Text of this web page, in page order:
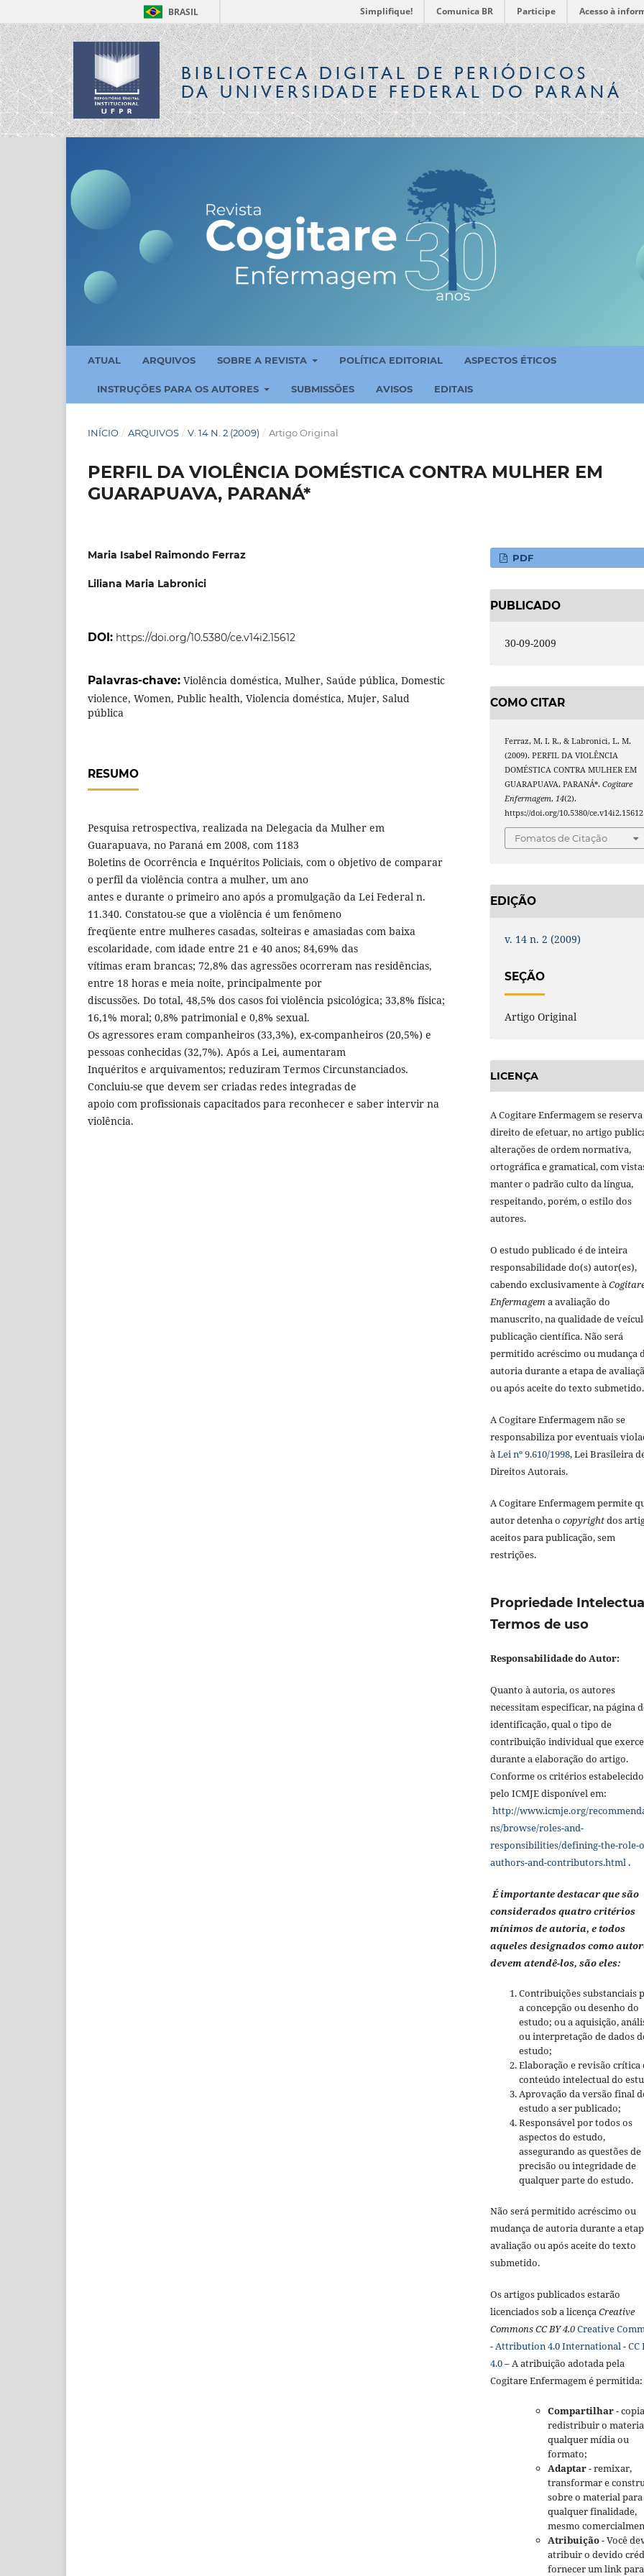
BRASIL Simplifique! Comunica BR Participe Acesso à
BIBLIOTECA DIGITALDE PERIÓDICOS
DA UNIVERSIDADE FEDERAL DO PARANÁ
ATUAL ARQUIVOS SOBRE A REVISTA POLÍTICA EDITORIAL ASPECTOS ÉTICOS
INSTRUÇÕES PARA OS AUTORES SUBMISSÕES AVISOS EDITAIS
INÍCIO / ARQUIVOS / V. 14 N. 2 (2009) / Artigo Original
PERFIL DA VIOLÊNCIA DOMÉSTICA CONTRA MULHER EM
GUARAPUAVA, PARANÁ*
Maria Isabel Raimondo Ferraz
Liliana Maria Labronici
DOI: https://doi.org/10.5380/ce.v14i2.15612
Palavras-chave: Violência doméstica, Mulher, Saúde pública, Domestic
violence, Women, Public health, Violencia doméstica, Mujer, Salud
pública
RESUMO
Pesquisa retrospectiva, realizada na Delegacia da Mulher em
Guarapuava, no Paraná em 2008, com 1183
Boletins de Ocorrência e Inquéritos Policiais, com o objetivo de comparar
o perfil da violência contra a mulher, um ano
antes e durante o primeiro ano após a promulgação da Lei Federal n.
11.340. Constatou-se que a violência é um fenômeno
freqüente entre mulheres casadas, solteiras e amasiadas com baixa
escolaridade, com idade entre 21 e 40 anos; 84,69% das
vítimas eram brancas; 72,8% das agressões ocorreram nas residências,
entre 18 horas e meia noite, principalmente por
discussões. Do total, 48,5% dos casos foi violência psicológica; 33,8% física;
16,1% moral; 0,8% patrimonial e 0,8% sexual.
Os agressores eram companheiros (33,3%), ex-companheiros (20,5%) e
pessoas conhecidas (32,7%). Após a Lei, aumentaram
Inquéritos e arquivamentos; reduziram Termos Circunstanciados.
Concluiu-se que devem ser criadas redes integradas de
apoio com profissionais capacitados para reconhecer e saber intervir na
violência.
PDF
PUBLICADO
30-09-2009
COMO CITAR
Ferraz, M. I. R., & Labronici, L. M.
(2009). PERFIL DA VIOLÊNCIA
DOMÉSTICA CONTRA MULHER EM
GUARAPUAVA, PARANÁ*.Cogitare
Enfermagem, 14(2).
https://doi.org/10.5380/ce.v14i2.15612
Fomatos de Citação
EDIÇÃO
v. 14 n. 2 (2009)
SEÇÃO
Artigo Original
LICENÇA
A Cogitare Enfermagem se
direito de efetuar, no artigo
alterações de ordem normativa,
ortográfica e gramatical, com
manter o padrão culto da língua,
respeitando, porém, o estilo dos
autores.
O estudo publicado é de inteira
responsabilidade do(s) autor(es),
cabendo exclusivamente à
Enfermagema avaliação do
manuscrito, na qualidade de
publicação científica. Não será
permitido acréscimo ou mudança
autoria durante a etapa de
ou após aceite do texto submetido.
A Cogitare Enfermagem não se
responsabiliza por eventuais
àLei nº 9.610/1998, Lei Brasileira
Direitos Autorais.
A Cogitare Enfermagem permite
autor detenha o copyrightdos
aceitos para publicação, sem
restrições.
Propriedade
Termos de uso
Responsabilidade do Autor:
Quanto à autoria, os autores
necessitam especificar, na página
identificação, qual o tipo de
contribuição individual que
durante a elaboração do artigo.
Conforme os critérios
pelo ICMJE disponível em:
http://www.icmje.org/
ns/browse/roles-and-
responsibilities/defining-the-role-
authors-and-contributors.html .
É importante destacar que são
considerados quatro critérios
mínimos de autoria, e todos
aqueles designados como
devem atendê-los, são eles:
Contribuições substanciais
a concepção ou desenho do
estudo; ou a aquisição,
ou interpretação de dados
estudo;
Elaboração e revisão crítica
conteúdo intelectual do
Aprovação da versão final
estudo a ser publicado;
Responsável por todos os
aspectos do estudo,
assegurando as questões de
precisão ou integridade de
qualquer parte do estudo.
Não será permitido acréscimo ou
mudança de autoria durante a
avaliação ou após aceite do texto
submetido.
Os artigos publicados estarão
licenciados sob a licença Creative
Commons CC BY 4.0Creative
- Attribution 4.0 International - CC
4.0– A atribuição adotada pela
Cogitare Enfermagem é permitida:
Compartilhar-
redistribuir o
qualquer mídia ou
formato;
Adaptar- remixar,
transformar e
sobre o material para
qualquer finalidade,
mesmo
Atribuição- Você
atribuir o devido
fornecer um link